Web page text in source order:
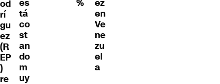
od
rí
gu
ez
(R
EP
)
re
es
tá
co
st
an
do
m
uy
%
ez
en
Ve
ne
zu
el
a